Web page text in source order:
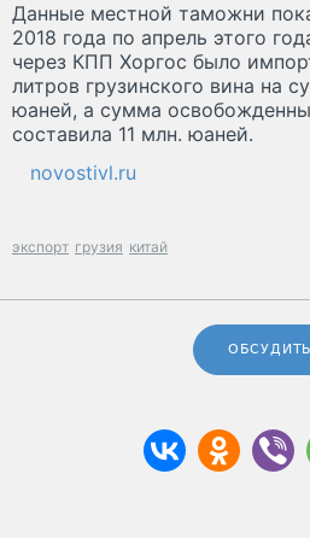
Данные местной таможни
2018 года по апрель этого
через КПП Хоргос было
литров грузинского вина на
юаней, а сумма
составила 11 млн. юаней.
novostivl.ru
экспорт грузия китай
ОБСУДИТЬ